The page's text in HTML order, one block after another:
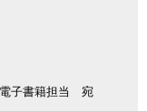
子書籍担当 宛